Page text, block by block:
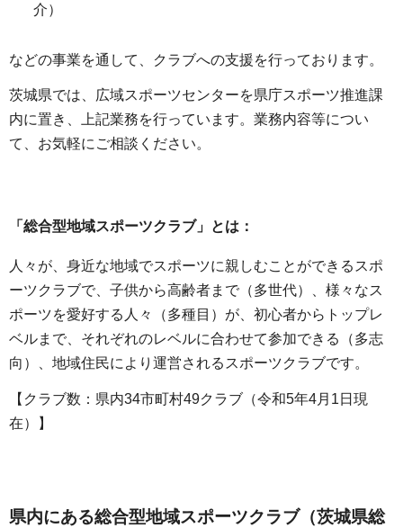
介）
などの事業を通して、クラブへの支援を行っております。
茨城県では、広域スポーツセンターを県庁スポーツ推進課
内に置き、上記業務を行っています。業務内容等につい
て、お気軽にご相談ください。
「総合型地域スポーツクラブ」とは：
人々が、身近な地域でスポーツに親しむことができるスポ
ーツクラブで、子供から高齢者まで（多世代）、様々なス
ポーツを愛好する人々（多種目）が、初心者からトップレ
ベルまで、それぞれのレベルに合わせて参加できる（多志
向）、地域住民により運営されるスポーツクラブです。
【クラブ数：県内34市町村49クラブ（令和5年4月1日現
在）】
県内にある総合型地域スポーツクラブ（茨城県総